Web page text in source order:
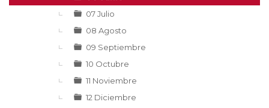
07 Julio
08 Agosto
09 Septiembre
10 Octubre
11 Noviembre
12 Diciembre